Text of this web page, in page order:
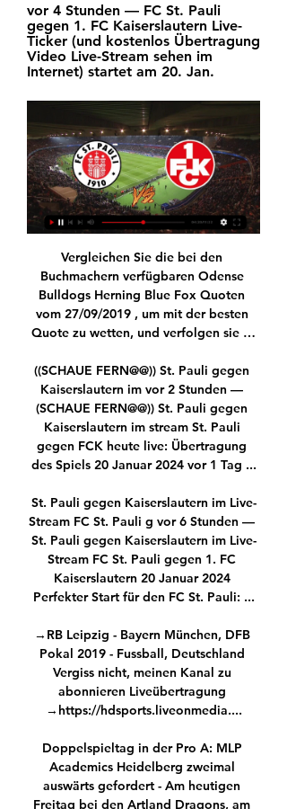
vor 4 Stunden — FC St. Pauli
gegen 1. FC Kaiserslautern Live-
Ticker (und kostenlos Übertragung
Video Live-Stream sehen im
Internet) startet am 20. Jan.
Vergleichen Sie die bei den
Buchmachern verfügbaren Odense
Bulldogs Herning Blue Fox Quoten
vom 27/09/2019 , um mit der besten
Quote zu wetten, und verfolgen sie …
((SCHAUE FERN@@)) St. Pauli gegen
Kaiserslautern im vor 2 Stunden —
(SCHAUE FERN@@)) St. Pauli gegen
Kaiserslautern im stream St. Pauli
gegen FCK heute live: Übertragung
des Spiels 20 Januar 2024 vor 1 Tag ...
St. Pauli gegen Kaiserslautern im Live-
Stream FC St. Pauli g vor 6 Stunden —
St. Pauli gegen Kaiserslautern im Live-
Stream FC St. Pauli gegen 1. FC
Kaiserslautern 20 Januar 2024
Perfekter Start für den FC St. Pauli: ...
→RB Leipzig - Bayern München, DFB
Pokal 2019 - Fussball, Deutschland
Vergiss nicht, meinen Kanal zu
abonnieren Liveübertragung
→https://hdsports.liveonmedia....
Doppelspieltag in der Pro A: MLP
Academics Heidelberg zweimal
auswärts gefordert - Am heutigen
Freitag bei den Artland Dragons, am